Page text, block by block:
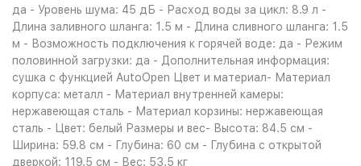
да - Уровень шума: 45 дБ - Расход воды за цикл: 8.9 л -
Длина заливного шланга: 1.5 м - Длина сливного шланга: 1.5
м - Возможность подключения к горячей воде: да - Режим
половинной загрузки: да - Дополнительная информация:
сушка с функцией AutoOpen Цвет и материал- Материал
корпуса: металл - Материал внутренней камеры:
нержавеющая сталь - Материал корзины: нержавеющая
сталь - Цвет: белый Размеры и вес- Высота: 84.5 см -
Ширина: 59.8 см - Глубина: 60 см - Глубина с открытой
дверкой: 119.5 см - Вес: 53.5 кг